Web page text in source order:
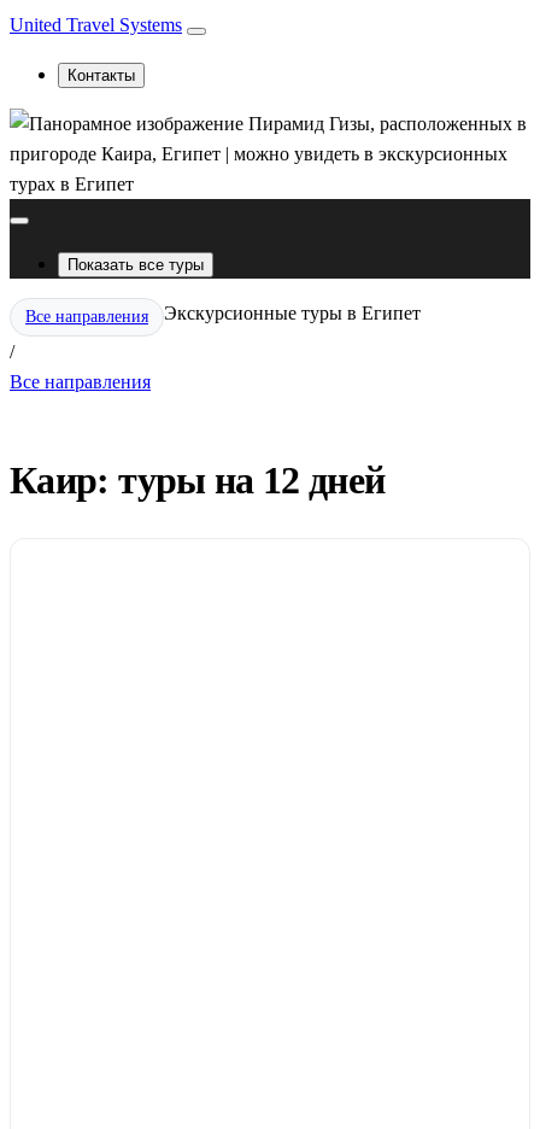
United Travel Systems
Контакты
Показать все туры
Все направления
/
Экскурсионные туры в Египет
Все направления
Каир: туры на 12 дней